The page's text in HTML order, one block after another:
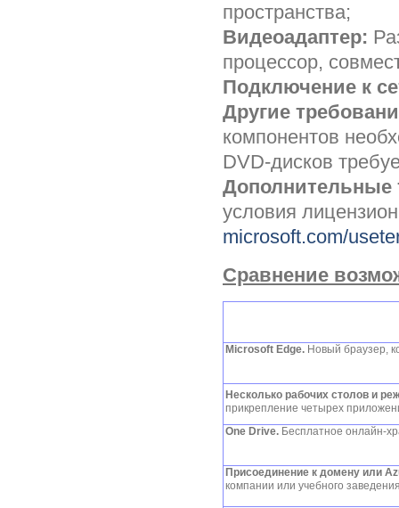
пространства;
Видеоадаптер:
процессор,
Подключение к
Другие
компонентов
DVD-дисков
Дополнительные
условия
microsoft.com/
Сравнение
Microsoft Edge. Новый браузер,
Несколько рабочих столов и
прикрепление четырех
One Drive. Бесплатное онлайн-
Присоединение к домену или
компании или учебного